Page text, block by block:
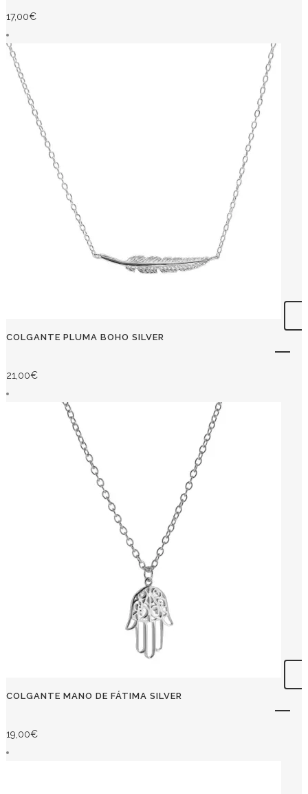
17,00€
COLGANTE PLUMA BOHO SILVER
21,00€
COLGANTE MANO DE FÁTIMA SILVER
19,00€